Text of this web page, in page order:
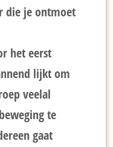
die je ontmoet
het eerst
lijkt om
veelal
te
gaat